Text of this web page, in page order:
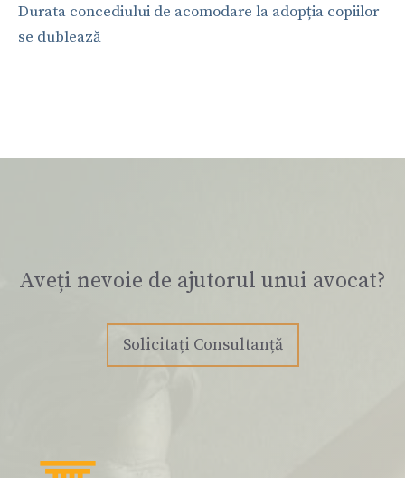
Durata concediului de acomodare la adopția copiilor
se dublează
Aveți nevoie de ajutorul unui avocat?
Solicitați Consultanță